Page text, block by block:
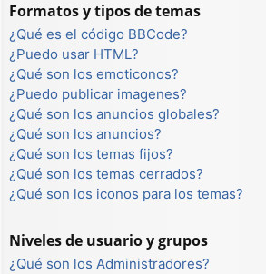
Formatos y tipos de temas
¿Qué es el código BBCode?
¿Puedo usar HTML?
¿Qué son los emoticonos?
¿Puedo publicar imagenes?
¿Qué son los anuncios globales?
¿Qué son los anuncios?
¿Qué son los temas fijos?
¿Qué son los temas cerrados?
¿Qué son los iconos para los temas?
Niveles de usuario y grupos
¿Qué son los Administradores?